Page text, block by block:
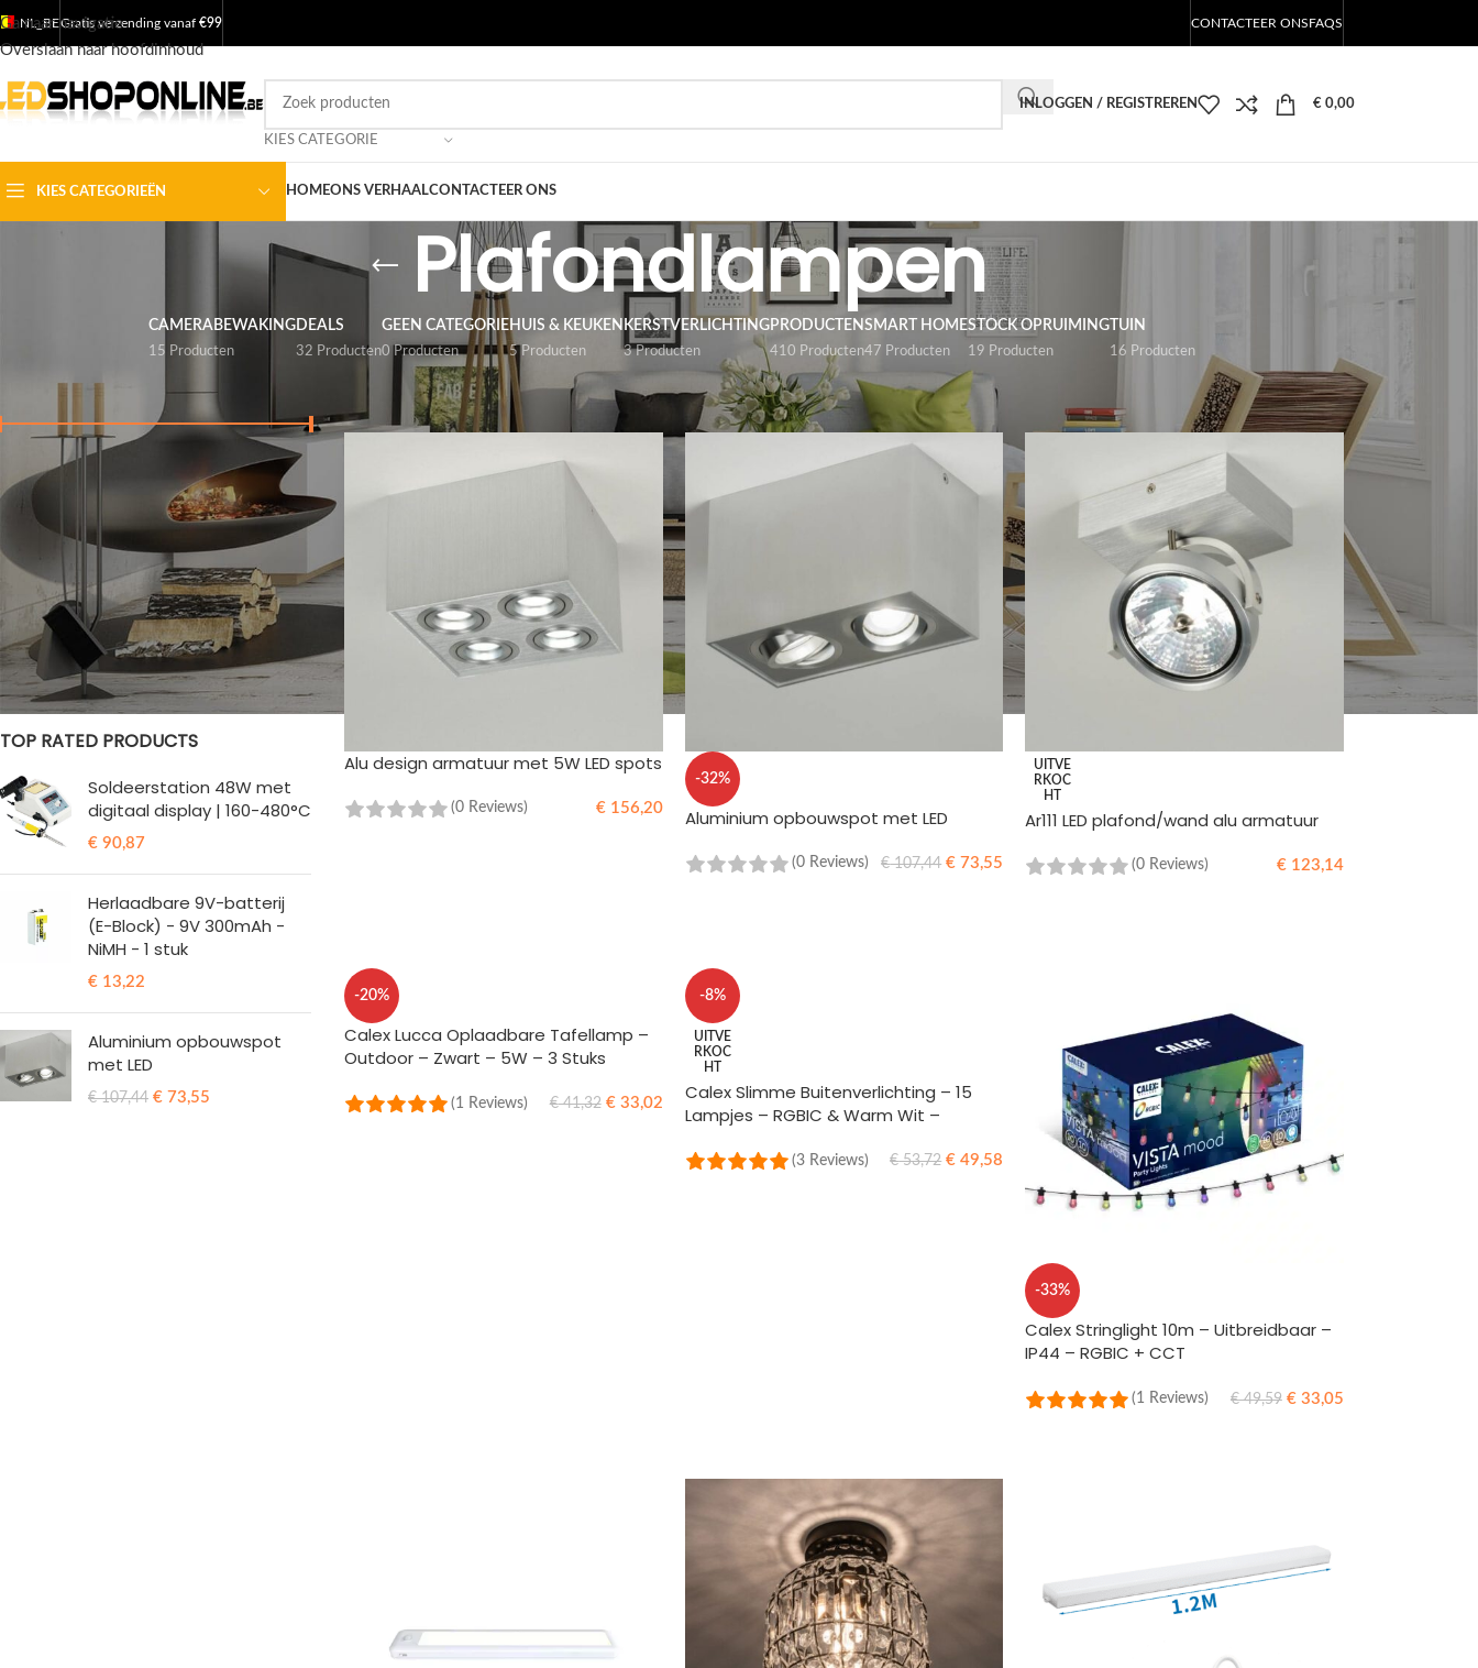
Ga naar navigatie
Overslaan naar hoofdinhoud
NL_BEGratis verzending vanaf €99 CONTACTEER ONSFAQS
KIES CATEGORIE
INLOGGEN / REGISTREREN € 0,00
KIES CATEGORIEËN HOMEONS VERHAALCONTACTEER ONS
Plafondlampen
CAMERABEWAKING
15 Producten
DEALS
32 Producten
GEEN CATEGORIE
0 Producten
HUIS & KEUKEN
5 Producten
KERSTVERLICHTING
3 Producten
PRODUCTEN
410 Producten
SMART HOME
47 Producten
STOCK OPRUIMING
19 Producten
TUIN
16 Producten
FILTER BY PRICE
FILTER
Prijs:€ 20
STOCK STATUS
Te koop
Op voorraad
TOP RATED PRODUCTS
Soldeerstation 48W met
digitaal display | 160-480°C
€ 90,87
Herlaadbare 9V-batterij
(E-Block) - 9V 300mAh -
NiMH - 1 stuk
€ 13,22
Aluminium opbouwspot
met LED
€107,44 € 73,55
Shop/Producten / ARMATUREN Plafondlampen/Pagina 2 Toon 9 12 18
Alu design armatuur met 5W LED spots
(0 Reviews) €156,20
-32%
Aluminium opbouwspot met LED
(0 Reviews) €107,44 € 73,55
UITVE
RKOC
HT
Ar111 LED plafond/wand alu armatuur
(0 Reviews) €123,14
-20%
Calex Lucca Oplaadbare Tafellamp –
Outdoor – Zwart – 5W – 3 Stuks
(1 Reviews) €41,32 €33,02
-8%
UITVE
RKOC
HT
Calex Slimme Buitenverlichting – 15
Lampjes – RGBIC & Warm Wit –
Geschikt voor Feestjes en
(3 Reviews) €53,72 € 49,58
-33%
Calex Stringlight 10m – Uitbreidbaar –
IP44 – RGBIC + CCT
(1 Reviews) €49,59 €33,05